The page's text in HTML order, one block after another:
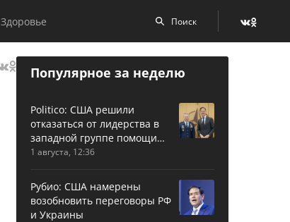
Здоровье
Популярное за неделю
Politico: США решили
отказаться от лидерства в
западной группе помощи
Украине
1 августа, 12:36
Рубио: США намерены
возобновить переговоры РФ
и Украины